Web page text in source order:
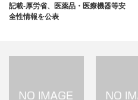
記載-厚労省、医薬品・医療機器等安
全性情報を公表